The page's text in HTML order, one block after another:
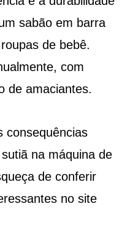
sabão em barra
de bebê.
com
de amaciantes.
consequências
na máquina de
de conferir
no site